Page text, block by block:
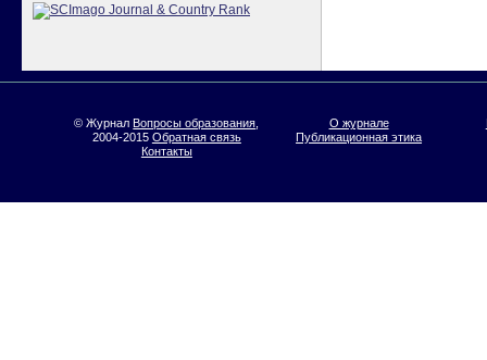
© ЖурналВопросы образования
2004-2015 Обратная связь
О журнале
Публикационная этика
Контакты